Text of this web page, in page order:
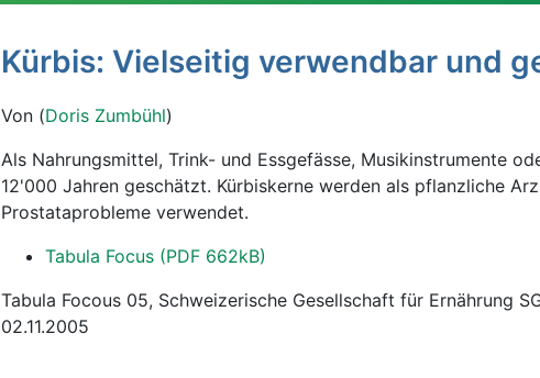
Kürbis: Vielseitig verwendbar und
Von (Doris Zumbühl)
Als Nahrungsmittel, Trink- und Essgefässe, Musikinstrumente
12'000 Jahren geschätzt. Kürbiskerne werden als pflanzliche
Prostataprobleme verwendet.
Tabula Focus (PDF 662kB)
Tabula Focous 05, Schweizerische Gesellschaft für Ernährung
02.11.2005